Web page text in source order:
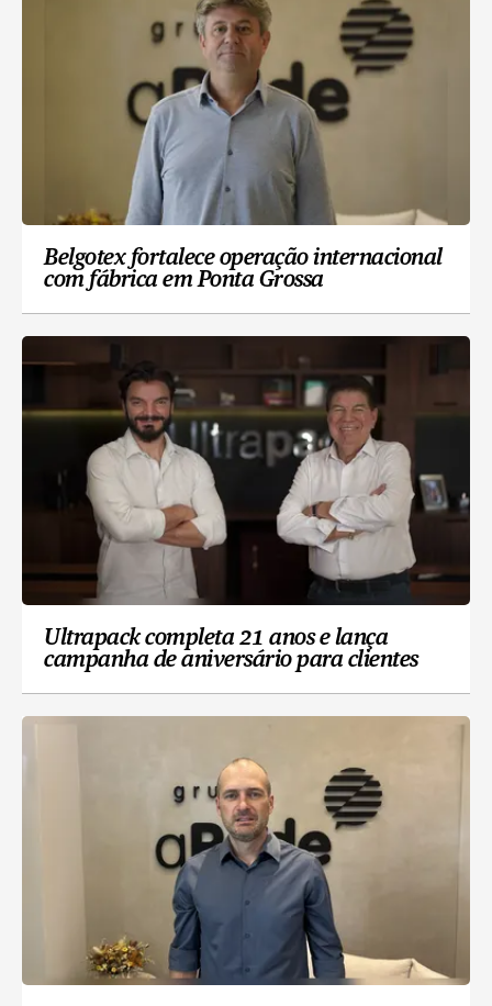
Belgotex fortalece operação internacional
com fábrica em Ponta Grossa
Ultrapack completa 21 anos e lança
campanha de aniversário para clientes